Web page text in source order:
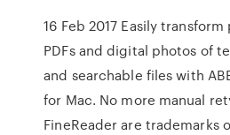
16 Feb 2017 Easily
PDFs and digital photos of
and searchable files with
for Mac. No more manual
FineReader are trademarks